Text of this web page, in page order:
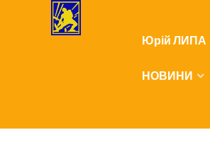
Юрій ЛИПА
НОВИНИ